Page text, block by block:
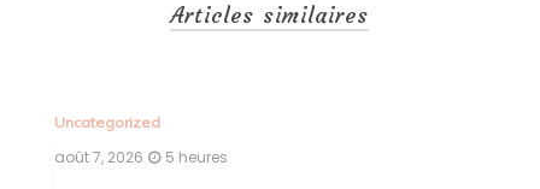
Articles similaires
Uncategorized
août 7, 2026 5 heures